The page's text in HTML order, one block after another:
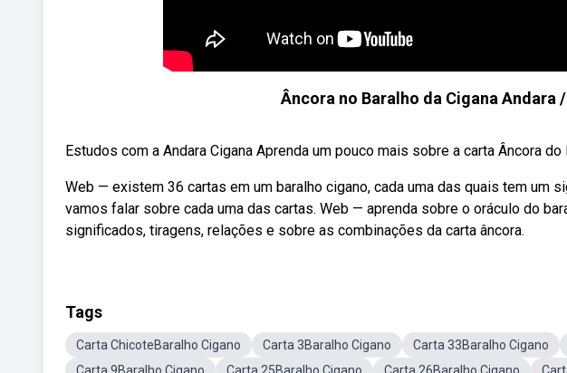
Âncora no Baralho da Cigana Andara
Estudos com a Andara Cigana Aprenda um pouco mais sobre a carta Âncora
Web — existem 36 cartas em um baralho cigano, cada uma das quais tem um
vamos falar sobre cada uma das cartas. Web — aprenda sobre o oráculo do
significados, tiragens, relações e sobre as combinações da carta âncora.
Tags
Carta ChicoteBaralho Cigano Carta 3Baralho Cigano Carta 33Baralho Cigano